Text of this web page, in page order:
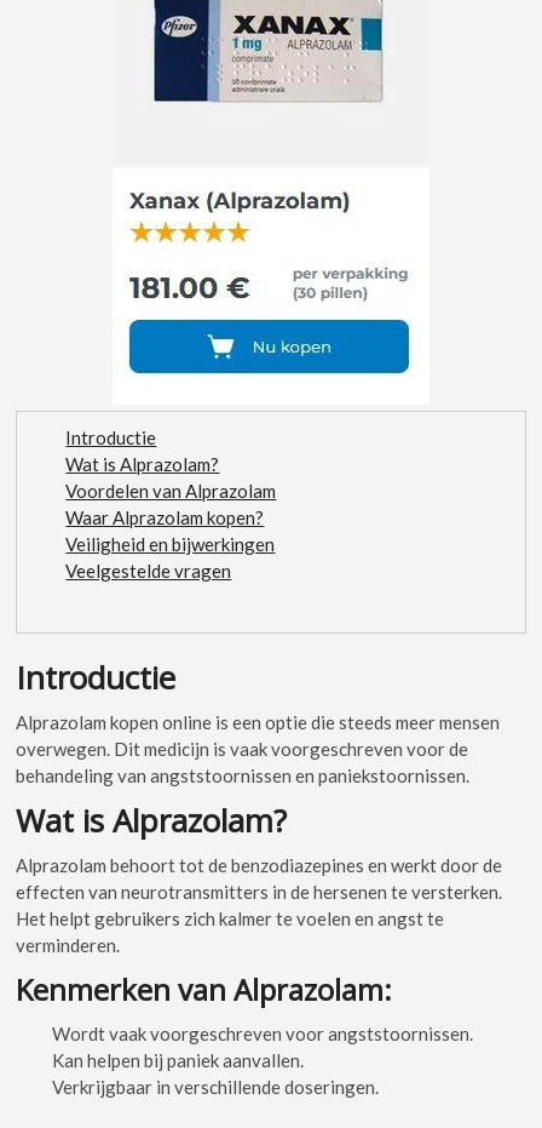
Introductie
Wat is Alprazolam?
Voordelen van Alprazolam
Waar Alprazolam kopen?
Veiligheid en bijwerkingen
Veelgestelde vragen
Introductie
Alprazolam kopen online is een optie die steeds meer mensen
overwegen. Dit medicijn is vaak voorgeschreven voor de
behandeling van angststoornissen en paniekstoornissen.
Wat is Alprazolam?
Alprazolam behoort tot de benzodiazepines en werkt door de
effecten van neurotransmitters in de hersenen te versterken.
Het helpt gebruikers zich kalmer te voelen en angst te
verminderen.
Kenmerken van Alprazolam:
Wordt vaak voorgeschreven voor angststoornissen.
Kan helpen bij paniek aanvallen.
Verkrijgbaar in verschillende doseringen.